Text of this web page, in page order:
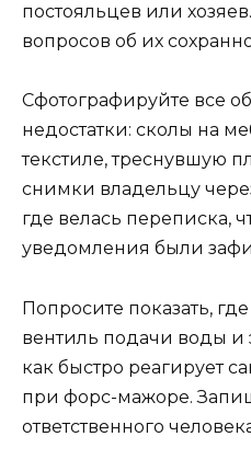
постояльцев или
вопросов об их
Сфотографируйте все
недостатки: сколы на
текстиле, треснувшую
снимки владельцу
где велась переписка,
уведомления были
Попросите показать,
вентиль подачи воды и
как быстро реагирует
при форс-мажоре.
ответственного